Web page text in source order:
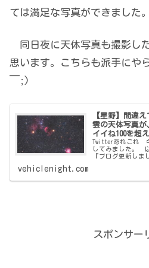
ては満足な写真ができました。
同日夜に天体写真も撮影し
思います。こちらも派手にや
￣;)
【星野】間違
雲の天体写真
イイね100を超
Twitterあれこれ
してみました。
『ブログ更新しま
貼っていたので
ですが目論んでい
vehiclenight.com
スポンサー